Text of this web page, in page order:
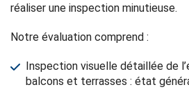
réaliser une inspection minutieuse.
Notre évaluation comprend :
Inspection visuelle détaillée de
balcons et terrasses : état